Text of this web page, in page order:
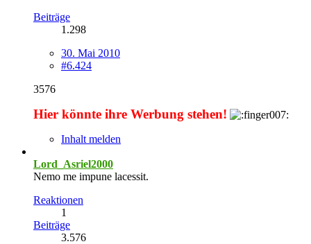
Beiträge
1.298
30. Mai 2010
#6.424
3576
Hier könnte ihre Werbung stehen!
Inhalt melden
Lord_Asriel2000
Nemo me impune lacessit.
Reaktionen
1
Beiträge
3.576